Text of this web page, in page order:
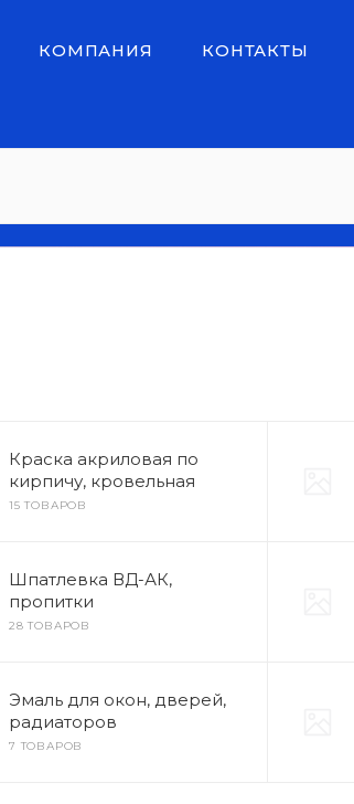
КОМПАНИЯ КОНТАКТЫ
Краска акриловая по
кирпичу, кровельная
15 ТОВАРОВ
Шпатлевка ВД-АК,
пропитки
28 ТОВАРОВ
Эмаль для окон, дверей,
радиаторов
7 ТОВАРОВ